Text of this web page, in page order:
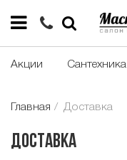
Акции Сантехника
Главная Доставка
Доставка